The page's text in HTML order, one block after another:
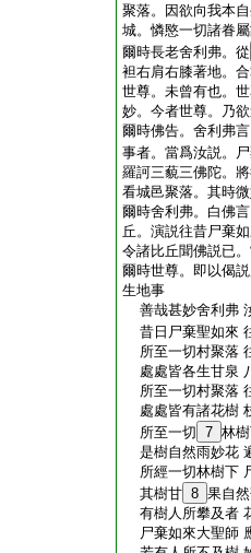
聚落。因欲向我本
城。憐愍一切諸眷
爾時長老舍利弗。從
袒右肩右膝著地。
世尊。未曾有也。
妙。今者世尊。乃
爾時佛告。舍利弗
事者。當爲汝説。
羅訶三藐三佛陀。
看城邑聚落。其時
爾時舍利弗。白佛
丘。演説往昔尸棄
令諸比丘聞佛説已
爾時世尊。即以偈
生地事
善哉甚妙舍利弗
昔日尸棄聖如來
所至一切村聚落
處處皆各生甘泉
所至一切村聚落
處處皆有諸花樹
所至一切 7 林
是樹自然雨妙花
所經一切林樹下
其樹甘 8 果自
有樹人所攀及者
尸棄如來大聖師